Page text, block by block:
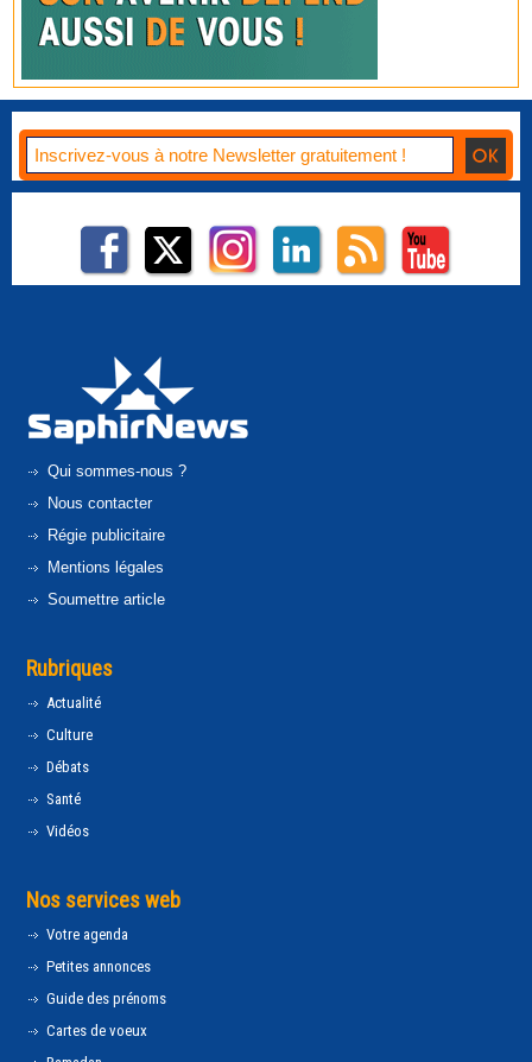
Qui sommes-nous ?
Nous contacter
Régie publicitaire
Mentions légales
Soumettre article
Rubriques
Actualité
Culture
Débats
Santé
Vidéos
Nos services web
Votre agenda
Petites annonces
Guide des prénoms
Cartes de voeux